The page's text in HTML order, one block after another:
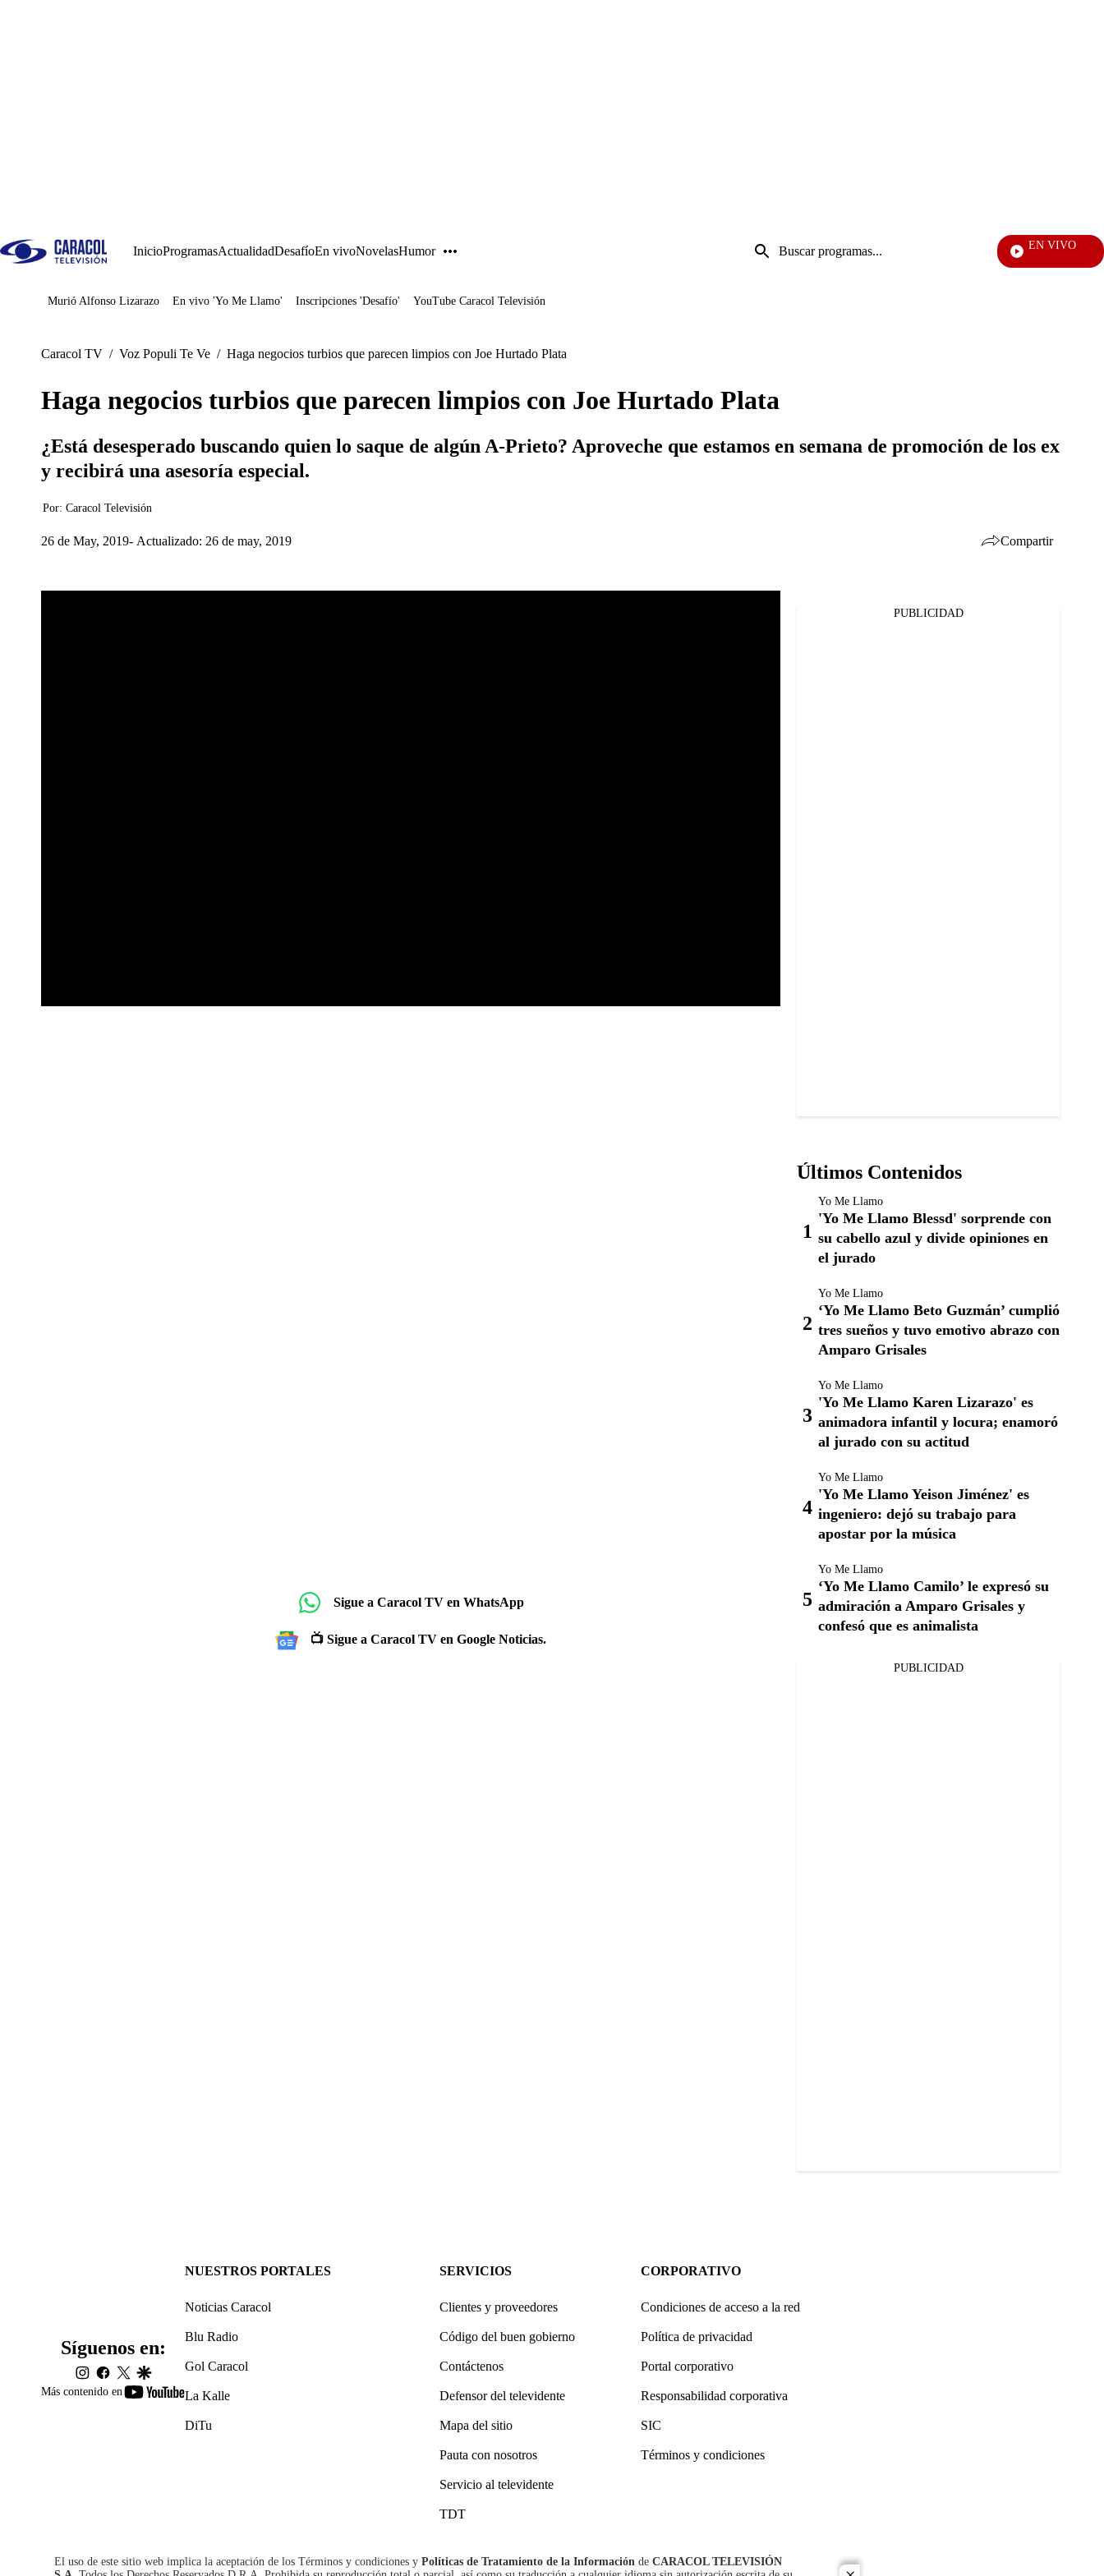
InicioProgramasActualidadDesafíoEn vivoNovelasHumor
Entrada
de
EN VIVO
Juegos
Murió Alfonso Lizarazo En vivo 'Yo Me Llamo' Inscripciones 'Desafío' YouTube Caracol Televisión
Caracol TV / Voz Populi Te Ve / Haga negocios turbios que parecen limpios con Joe Hurtado Plata
Haga negocios turbios que parecen limpios con Joe Hurtado Plata
¿Está desesperado buscando quien lo saque de algún A-Prieto? Aproveche que estamos en semana de promoción de los ex
y recibirá una asesoría especial.
Por: Caracol Televisión
26 de May, 2019 Actualizado: 26 de may, 2019 Compartir
Sigue a Caracol TV en WhatsApp
📺 Sigue a Caracol TV en Google Noticias.
PUBLICIDAD
Últimos Contenidos
Yo Me Llamo
'Yo Me Llamo Blessd' sorprende con
su cabello azul y divide opiniones en
el jurado
Yo Me Llamo
‘Yo Me Llamo Beto Guzmán’ cumplió
tres sueños y tuvo emotivo abrazo con
Amparo Grisales
Yo Me Llamo
'Yo Me Llamo Karen Lizarazo' es
animadora infantil y locura; enamoró
al jurado con su actitud
Yo Me Llamo
'Yo Me Llamo Yeison Jiménez' es
ingeniero: dejó su trabajo para
apostar por la música
Yo Me Llamo
‘Yo Me Llamo Camilo’ le expresó su
admiración a Amparo Grisales y
confesó que es animalista
PUBLICIDAD
Más contenido en
youtube-
Síguenos en:
instagram
facebook
twittergoogle
NUESTROS PORTALES
Noticias Caracol
Blu Radio
Gol Caracol
La Kalle
DiTu
SERVICIOS
Clientes y proveedores
Código del buen gobierno
Contáctenos
Defensor del televidente
Mapa del sitio
Pauta con nosotros
Servicio al televidente
TDT
CORPORATIVO
Condiciones de acceso a la red
Política de privacidad
Portal corporativo
Responsabilidad corporativa
SIC
Términos y condiciones
El uso de este sitio web implica la aceptación de los Términos y condiciones y Políticas de Tratamiento de la Información de CARACOL TELEVISIÓN